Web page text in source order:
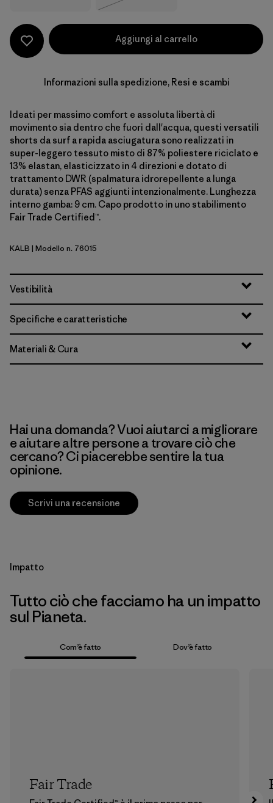
Aggiungi al carrello
Informazioni sulla spedizione, Resi e scambi
Ideati per massimo comfort e assoluta libertà di
movimento sia dentro che fuori dall'acqua, questi versatili
shorts da surf a rapida asciugatura sono realizzati in
super-leggero tessuto misto di 87% poliestere riciclato e
13% elastan, elasticizzato in 4 direzioni e dotato di
trattamento DWR (spalmatura idrorepellente a lunga
durata) senza PFAS aggiunti intenzionalmente. Lunghezza
interno gamba: 9 cm. Capo prodotto in uno stabilimento
Fair Trade Certified™.
Kaleido: Black
KALB | Modello n. 76015
Vestibilità
Specifiche e caratteristiche
Materiali & Cura
Hai una domanda? Vuoi aiutarci a migliorare
e aiutare altre persone a trovare ciò che
cercano? Ci piacerebbe sentire la tua
opinione.
Scrivi una recensione
Impatto
Tutto ciò che facciamo ha un impatto
sul Pianeta.
Com’è fatto Dov’è fatto
Fair Trade